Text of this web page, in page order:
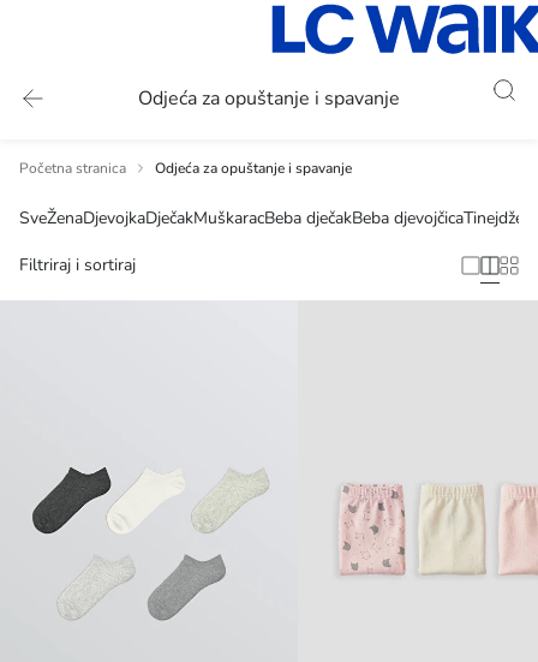
Odjeća za opuštanje i spavanje
Početna stranica Odjeća za opuštanje i spavanje
SveŽenaDjevojkaDječakMuškaracBeba dječakBeba djevojčica
Filtriraj i sortiraj